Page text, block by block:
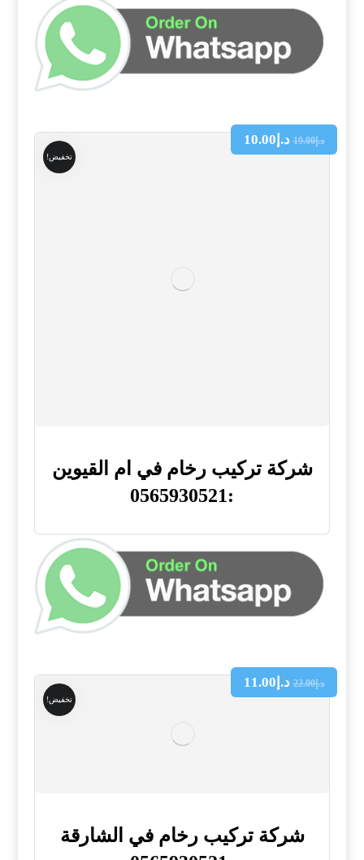
تخفيض!
شركة تركيب رخام في ام القيوين
:0565930521
د.إ19.00 د.إ 10.00
تخفيض!
شركة تركيب رخام في الشارقة
د.إ22.00 د.إ 11.00